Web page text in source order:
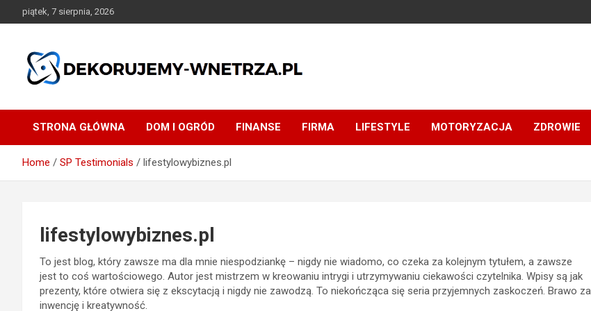
to
piątek, 7 sierpnia, 2026
dekorujemy-wnetrza.pl
STRONA GŁÓWNA DOM I OGRÓD FINANSE FIRMA LIFESTYLE MOTORYZACJA ZDROWIE
Home SP Testimonials lifestylowybiznes.pl
lifestylowybiznes.pl
To jest blog, który zawsze ma dla mnie niespodziankę – nigdy nie wiadomo, co czeka za kolejnym tytułem, a zawsze
jest to coś wartościowego. Autor jest mistrzem w kreowaniu intrygi i utrzymywaniu ciekawości czytelnika. Wpisy są jak
prezenty, które otwiera się z ekscytacją i nigdy nie zawodzą. To niekończąca się seria przyjemnych zaskoczeń. Brawo za
inwencję i kreatywność.